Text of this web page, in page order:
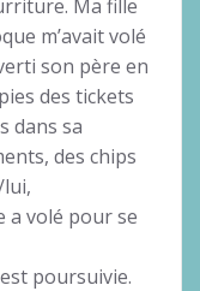
Ma fille
m’avait volé
son père en
des tickets
dans sa
des chips
a volé pour se
poursuivie.